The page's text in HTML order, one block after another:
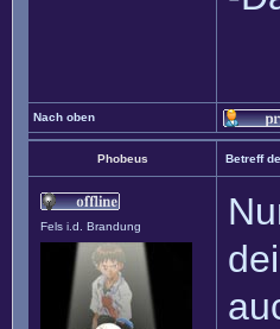
Nach oben
Phobeus Betreff
Fels i.d. Brandung